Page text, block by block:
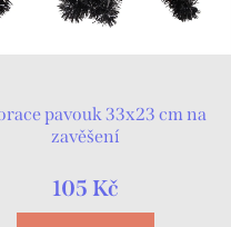
pavouk 33x23 cm na
zavěšení
105 Kč